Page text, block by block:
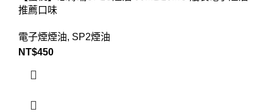
推薦口味
電子煙煙油, SP2煙油
NT$450